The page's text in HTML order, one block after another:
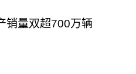
销量双超700万辆